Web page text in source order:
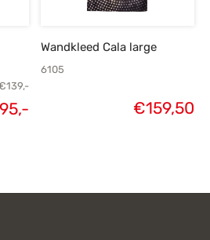
139,-
95,-Huidige
Wandkleed Cala large
6105
€159,50